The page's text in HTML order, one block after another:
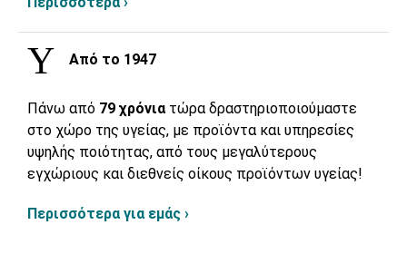
Από το 1947
Πάνω από 79 χρόνια τώρα δραστηριοποιούμαστε
στο χώρο της υγείας, με προϊόντα και υπηρεσίες
υψηλής ποιότητας, από τους μεγαλύτερους
εγχώριους και διεθνείς οίκους προϊόντων υγείας!
Περισσότερα για εμάς ›